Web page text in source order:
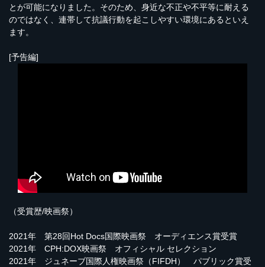
とが可能になりました。そのため、身近な不正や不平等に耐える
のではなく、連帯して抗議行動を起こしやすい環境にあるといえ
ます。
[予告編]
（受賞歴/映画祭）
2021年 第28回Hot Docs国際映画祭 オーディエンス賞受賞
2021年 CPH:DOX映画祭 オフィシャル セレクション
2021年 ジュネーブ国際人権映画祭（FIFDH） パブリック賞受